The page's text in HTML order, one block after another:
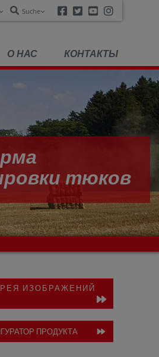
Suche Facebook
TwitterYoutube
О НАС КОНТАКТЫ
тюков
ИЗОБРАЖЕНИЙ
ПРОДУКТА